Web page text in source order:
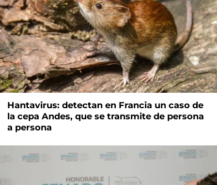
Hantavirus: detectan en Francia un caso de
la cepa Andes, que se transmite de persona
a persona